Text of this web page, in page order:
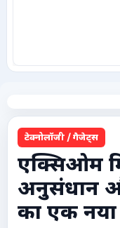
टेक्नोलॉजी / गैजेट्स
लाइफस्टाइल
वायरल
टेक्नोलॉजी / गैजेट्स
एक्सिओम
अनुसंधान
का एक नया